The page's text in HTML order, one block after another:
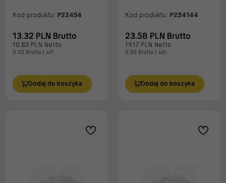
Kod produktu: P22454
13.32 PLN Brutto
10.83 PLN Netto
0.03 Brutto / szt.
Dodaj do koszyka
Kod produktu: P234144
23.58 PLN Brutto
19.17 PLN Netto
0.05 Brutto / szt.
Dodaj do koszyka